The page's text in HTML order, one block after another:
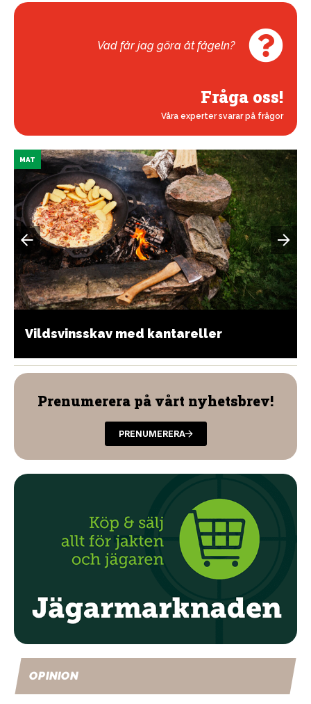
Vad får jag göra åt fågeln?
Fråga oss!
Våra experter svarar på frågor
MAT
Vildsvinsskav med kantareller
Prenumerera på vårt nyhetsbrev!
PRENUMERERA
OPINION